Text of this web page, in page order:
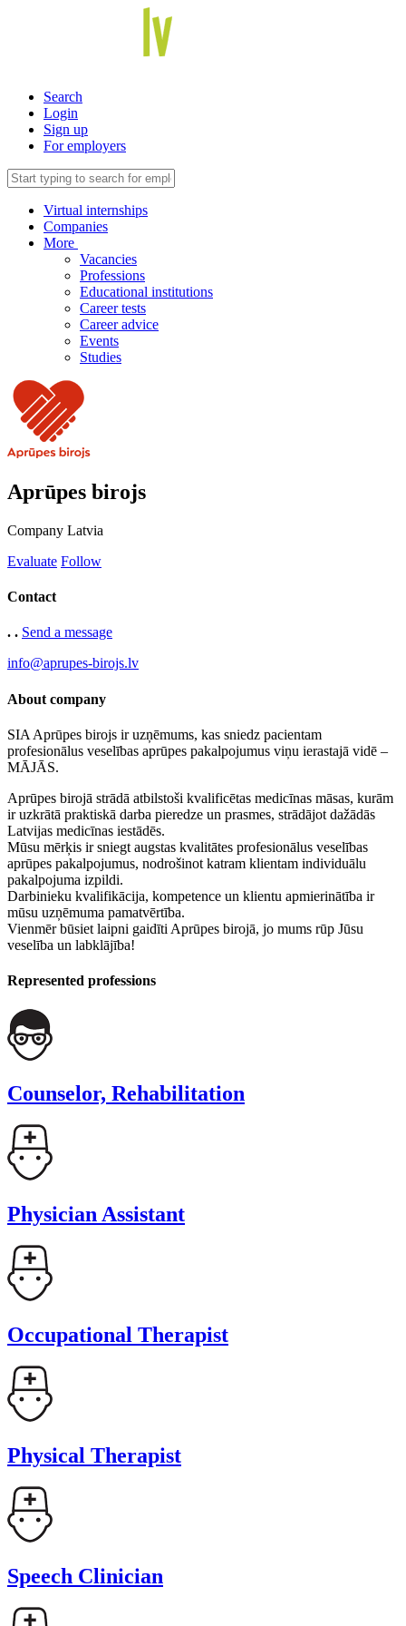
Search
Login
Sign up
For employers
Virtual internships
Companies
More
Vacancies
Professions
Educational institutions
Career tests
Career advice
Events
Studies
Aprūpes birojs
Company Latvia
Evaluate Follow
Contact
. . Send a message
info@aprupes-birojs.lv
About company
SIA Aprūpes birojs ir uzņēmums, kas sniedz pacientam
profesionālus veselības aprūpes pakalpojumus viņu ierastajā vidē –
MĀJĀS.
Aprūpes birojā strādā atbilstoši kvalificētas medicīnas māsas, kurām
ir uzkrātā praktiskā darba pieredze un prasmes, strādājot dažādās
Latvijas medicīnas iestādēs.
Mūsu mērķis ir sniegt augstas kvalitātes profesionālus veselības
aprūpes pakalpojumus, nodrošinot katram klientam individuālu
pakalpojuma izpildi.
Darbinieku kvalifikācija, kompetence un klientu apmierinātība ir
mūsu uzņēmuma pamatvērtība.
Vienmēr būsiet laipni gaidīti Aprūpes birojā, jo mums rūp Jūsu
veselība un labklājība!
Represented professions
Counselor, Rehabilitation
Physician Assistant
Occupational Therapist
Physical Therapist
Speech Clinician